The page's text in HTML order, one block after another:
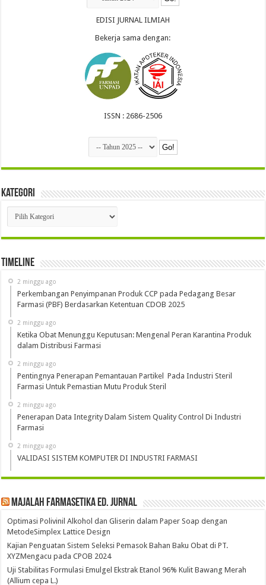
EDISI JURNAL ILMIAH
Bekerja sama dengan:
ISSN : 2686-2506
Kategori
Kategori
Timeline
2 minggu ago
Perkembangan Penyimpanan Produk CCP pada Pedagang Besar
Farmasi (PBF) Berdasarkan Ketentuan CDOB 2025
2 minggu ago
Ketika Obat Menunggu Keputusan: Mengenal Peran Karantina Produk
dalam Distribusi Farmasi
2 minggu ago
Pentingnya Penerapan Pemantauan Partikel Pada Industri Steril
Farmasi Untuk Pemastian Mutu Produk Steril
2 minggu ago
Penerapan Data Integrity Dalam Sistem Quality Control Di Industri
Farmasi
2 minggu ago
VALIDASI SISTEM KOMPUTER DI INDUSTRI FARMASI
Majalah Farmasetika Ed. Jurnal
Optimasi Polivinil Alkohol dan Gliserin dalam Paper Soap dengan
MetodeSimplex Lattice Design
Kajian Penguatan Sistem Seleksi Pemasok Bahan Baku Obat di PT.
XYZMengacu pada CPOB 2024
Uji Stabilitas Formulasi Emulgel Ekstrak Etanol 96% Kulit Bawang Merah
(Allium cepa L.)